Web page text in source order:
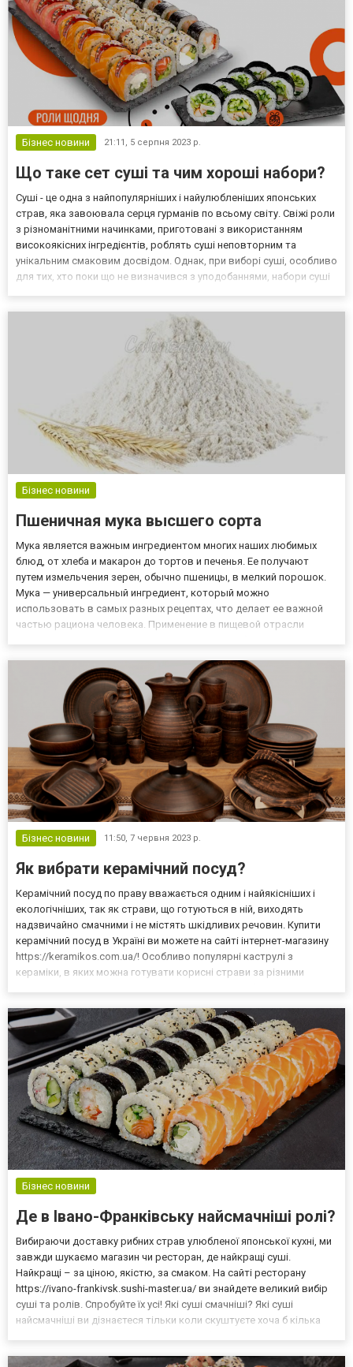
Бізнес новини 21:11, 5 серпня 2023 р.
Що таке сет суші та чим хороші набори?
Суші - це одна з найпопулярніших і найулюбленіших японських
страв, яка завоювала серця гурманів по всьому світу. Свіжі роли
з різноманітними начинками, приготовані з використанням
високоякісних інгредієнтів, роблять суші неповторним та
унікальним смаковим досвідом. Однак, при виборі суші, особливо
для тих, хто поки що не визначився з уподобаннями, набори суші
Бізнес новини
Пшеничная мука высшего сорта
Мука является важным ингредиентом многих наших любимых
блюд, от хлеба и макарон до тортов и печенья. Ее получают
путем измельчения зерен, обычно пшеницы, в мелкий порошок.
Мука — универсальный ингредиент, который можно
использовать в самых разных рецептах, что делает ее важной
частью рациона человека. Применение в пищевой отрасли
отрасли промышле...
Бізнес новини 11:50, 7 червня 2023 р.
Як вибрати керамічний посуд?
Керамічний посуд по праву вважається одним і найякісніших і
екологічніших, так як страви, що готуються в ній, виходять
надзвичайно смачними і не містять шкідливих речовин. Купити
керамічний посуд в Україні ви можете на сайті інтернет-магазину
https://keramikos.com.ua/! Особливо популярні каструлі з
кераміки, в яких можна готувати корисні страви за різними
Бізнес новини
Де в Івано-Франківську найсмачніші ролі?
Вибираючи доставку рибних страв улюбленої японської кухні, ми
завжди шукаємо магазин чи ресторан, де найкращі суші.
Найкращі – за ціною, якістю, за смаком. На сайті ресторану
https://ivano-frankivsk.sushi-master.ua/ ви знайдете великий вибір
суші та ролів. Спробуйте їх усі! Які суші смачніші? Які суші
найсмачніші ви дізнаєтеся тільки коли скуштуєте хоча б кілька